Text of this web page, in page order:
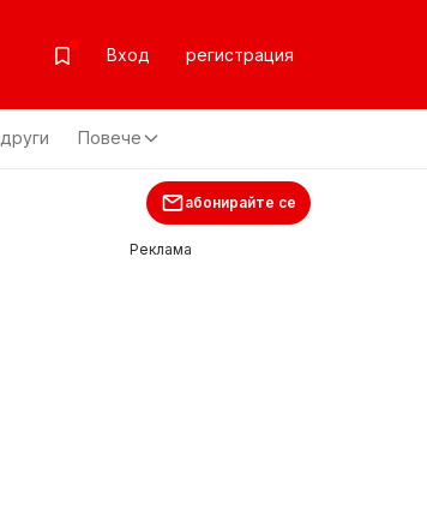
Вход регистрация
други Повече
абонирайте се
Реклама